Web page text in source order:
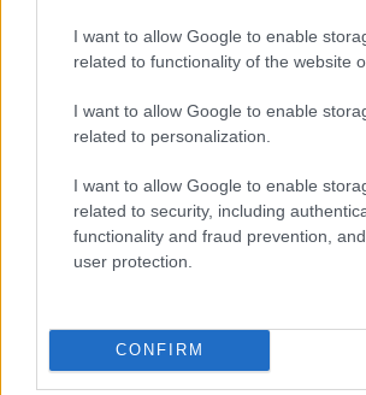
I want to allow Google to enable
related to functionality of the website
I want to allow Google to enable
related to personalization.
I want to allow Google to enable
related to security, including
functionality and fraud prevention,
user protection.
CONFIRM
295.000 Ft (új)
Nyugati GSM